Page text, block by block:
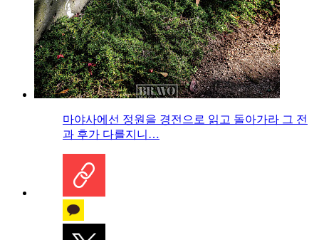
마야사에선 정원을 경전으로 읽고 돌아가라 그 전
과 후가 다를지니…